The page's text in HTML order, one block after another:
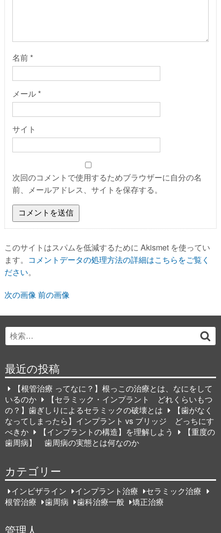
名前 *
メール *
サイト
次回のコメントで使用するためブラウザーに自分の名
前、メールアドレス、サイトを保存する。
このサイトはスパムを低減するために Akismet を使ってい
ます。 コメントデータの処理方法の詳細はこちらをご覧く
ださい。
次の画像前の画像
Search
for:
最近の投稿
【根管治療 ってなに？】根っこの治療とは、なにをして
いるのか
【セラミック・インプラント どれくらいもつ
の？】歯ぎしりによるセラミックの破壊とは
【歯がなく
なってしまったら】インプラント vs ブリッジ どっちにす
べきか
【インプラントの構造】を理解しよう
【重度の
歯周病】 歯周病の実態とは何なのか
カテゴリー
インビザライン インプラント治療
セラミック治療
根管治療
歯周病 歯科治療一般 矯正治療
管理人